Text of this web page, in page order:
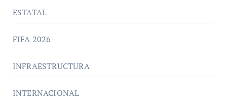
ESTATAL
FIFA 2026
INFRAESTRUCTURA
INTERNACIONAL